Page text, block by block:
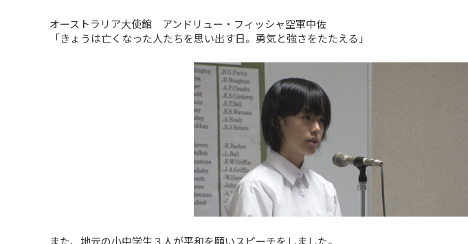
オーストラリア大使館 アンドリュー・フィッシャ空軍中佐
「きょうは亡くなった人たちを思い出す日。勇気と強さをたたえる」
また、地元の小中学生３人が平和を願いスピーチをしました。